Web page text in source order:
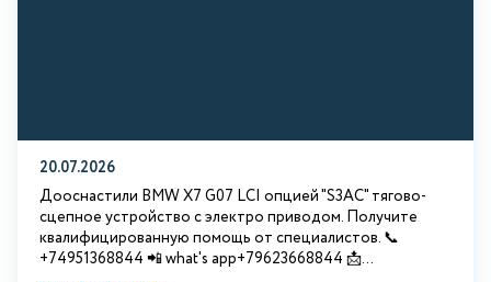
20.07.2026
Дооснастили BMW Х7 G07 LCI опцией "S3АС" тягово-
сцепное устройство с электро приводом. Получите
квалифицированную помощь от специалистов. 📞
+74951368844 📲 what's app+79623668844 📩...